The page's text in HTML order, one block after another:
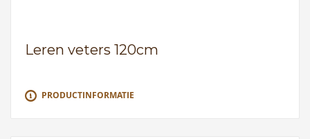
Leren veters 120cm
PRODUCTINFORMATIE